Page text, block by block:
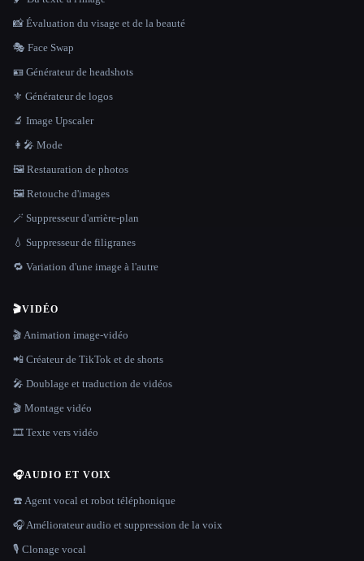
📸 Évaluation du visage et de la beauté
🎭 Face Swap
🪪 Générateur de headshots
⚜️ Générateur de logos
🔬 Image Upscaler
👩‍🎤 Mode
🖼️ Restauration de photos
🖼️ Retouche d'images
🪄 Suppresseur d'arrière-plan
💧 Suppresseur de filigranes
🔁 Variation d'une image à l'autre
🎬VIDÉO
🎬 Animation image-vidéo
📲 Créateur de TikTok et de shorts
🎤 Doublage et traduction de vidéos
🎬 Montage vidéo
🎞️ Texte vers vidéo
🎧AUDIO ET VOIX
☎️ Agent vocal et robot téléphonique
🎧 Améliorateur audio et suppression de la voix
🎙️ Clonage vocal